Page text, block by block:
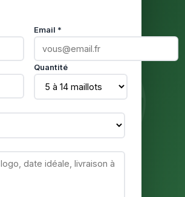
Email *
Quantité